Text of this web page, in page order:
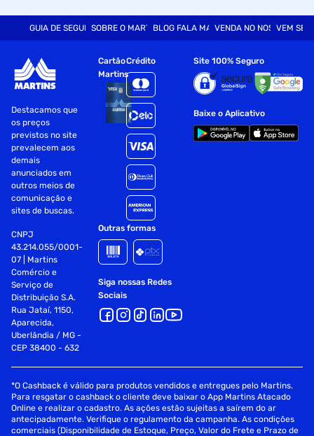
GUIA DE SEGURANÇASOBRE O MARTINSBLOG FALA MARTVENDA NO NOSSO SITE
VEM SER
Destacamos que
os preços
previstos no site
prevalecem aos
demais
anunciados em
outros meios de
comunicação e
sites de buscas.
CNPJ
43.214.055/0001-
07 | Martins
Comércio e
Serviço de
Distribuição S.A.
Rua Jataí, 1150,
Aparecida,
Uberlândia / MG -
CEP 38400 - 632
Cartão
Martins
Crédito
Outras formas
Siga nossas Redes
Sociais
Site 100% Seguro
Baixe o Aplicativo
*O Cashback é válido para produtos vendidos e entregues pelo Martins.
Para resgatar o cashback o cliente deve baixar o App Martins Atacado
Online e realizar o cadastro. As ações estão sujeitas a saírem do ar
antecipadamente. Verifique o regulamento da campanha. As condições
comerciais (Disponibilidade de Estoque, Preço, Valor do Frete e Prazo de